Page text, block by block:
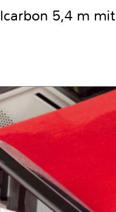
5,4 m mit